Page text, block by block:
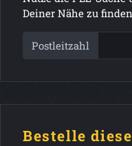
Deiner Nähe zu
Postleitzahl
Bestelle